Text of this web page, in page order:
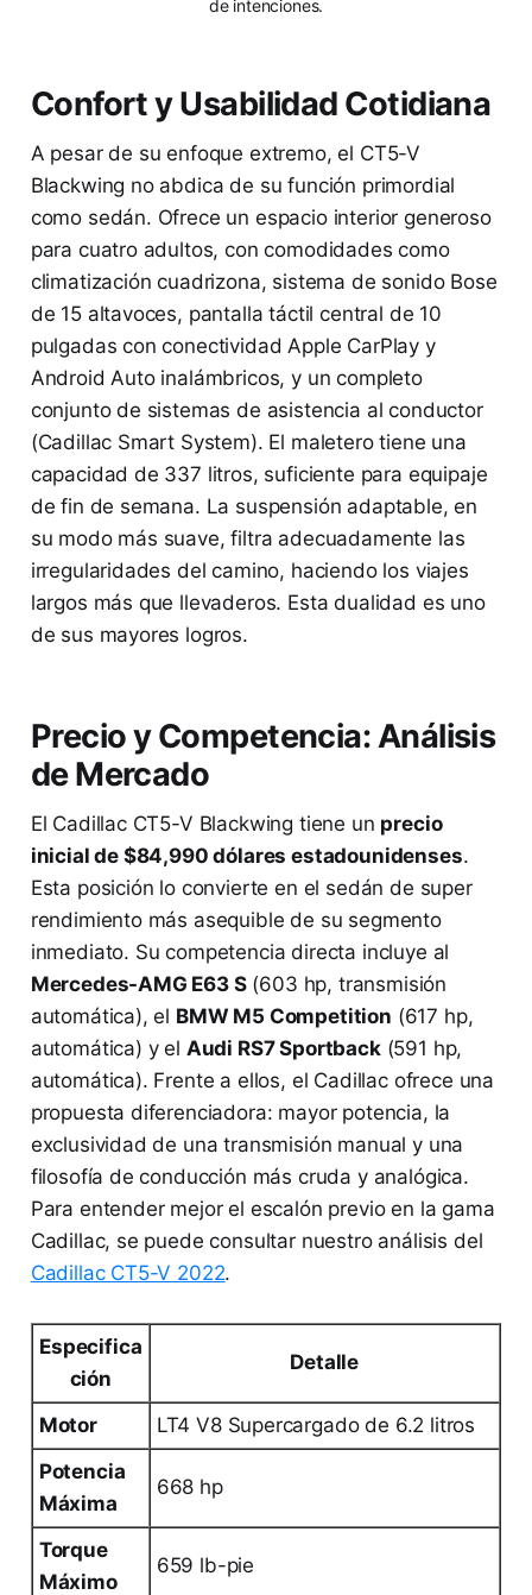
de intenciones.
Confort y Usabilidad Cotidiana
A pesar de su enfoque extremo, el CT5-V
Blackwing no abdica de su función primordial
como sedán. Ofrece un espacio interior generoso
para cuatro adultos, con comodidades como
climatización cuadrizona, sistema de sonido Bose
de 15 altavoces, pantalla táctil central de 10
pulgadas con conectividad Apple CarPlay y
Android Auto inalámbricos, y un completo
conjunto de sistemas de asistencia al conductor
(Cadillac Smart System). El maletero tiene una
capacidad de 337 litros, suficiente para equipaje
de fin de semana. La suspensión adaptable, en
su modo más suave, filtra adecuadamente las
irregularidades del camino, haciendo los viajes
largos más que llevaderos. Esta dualidad es uno
de sus mayores logros.
Precio y Competencia: Análisis
de Mercado
El Cadillac CT5-V Blackwing tiene un precio
inicial de $84,990 dólares estadounidenses.
Esta posición lo convierte en el sedán de super
rendimiento más asequible de su segmento
inmediato. Su competencia directa incluye al
Mercedes-AMG E63 S(603 hp, transmisión
automática), el BMW M5 Competition (617 hp,
automática) y el Audi RS7 Sportback(591 hp,
automática). Frente a ellos, el Cadillac ofrece una
propuesta diferenciadora: mayor potencia, la
exclusividad de una transmisión manual y una
filosofía de conducción más cruda y analógica.
Para entender mejor el escalón previo en la gama
Cadillac, se puede consultar nuestro análisis del
Cadillac CT5-V 2022.
Especifica
ción
Detalle
Motor
LT4 V8 Supercargado de 6.2 litros
Potencia
Máxima
668 hp
Torque
Máximo
659 lb-pie